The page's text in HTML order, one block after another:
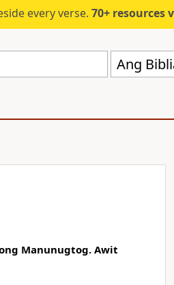
every verse. 70+ resources valued
Ang
Manunugtog. Awit